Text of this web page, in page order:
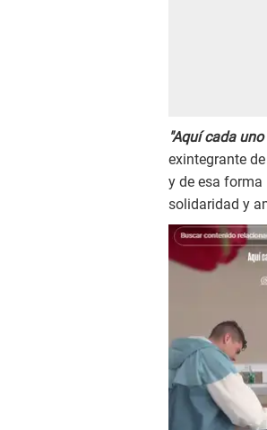
"Aquí cada
exintegrante
y de esa
solidaridad y